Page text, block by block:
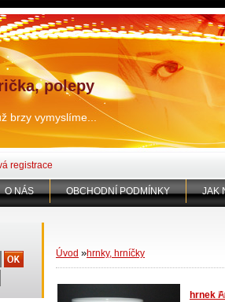
polepy
brzy vymyslíme...
registrace
O NÁS OBCHODNÍ PODMÍNKY JAK
Úvod »hrnky, hrníčky
hrnek